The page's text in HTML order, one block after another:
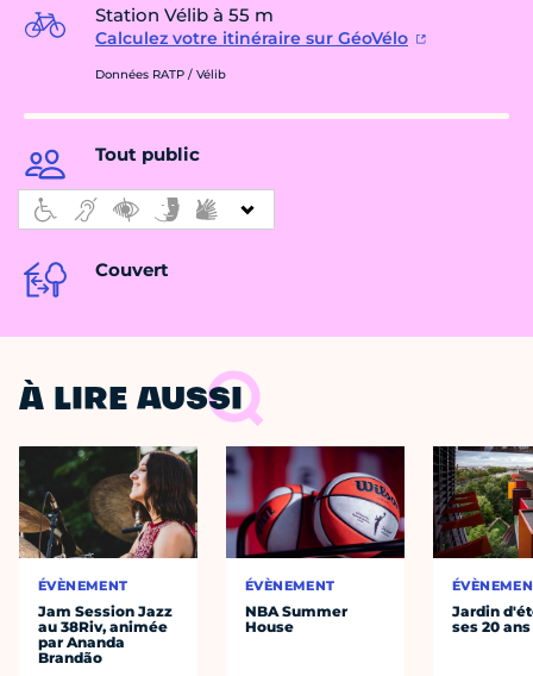
Station Vélib à 55 m
Calculez votre itinéraire sur GéoVélo
Données RATP / Vélib
Tout public
Couvert
À LIRE AUSSI
ÉVÈNEMENT
Jam Session Jazz
au 38Riv, animée
par Ananda
Brandão
ÉVÈNEMENT
NBA Summer
House
Jardin
ses 20 ans